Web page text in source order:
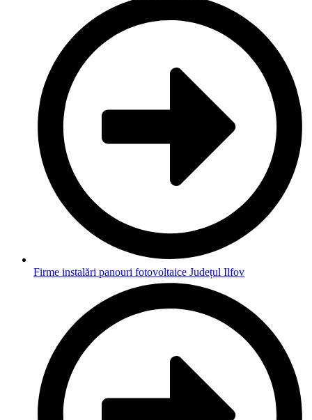
Firme instalări panouri fotovoltaice Județul Ilfov